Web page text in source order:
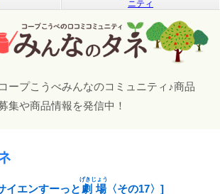
ープこうべみんなのコミュニティ♪商品
集や商品情報を発信中！
イエンすーっと 劇場
げきじょう
〈その17〉]